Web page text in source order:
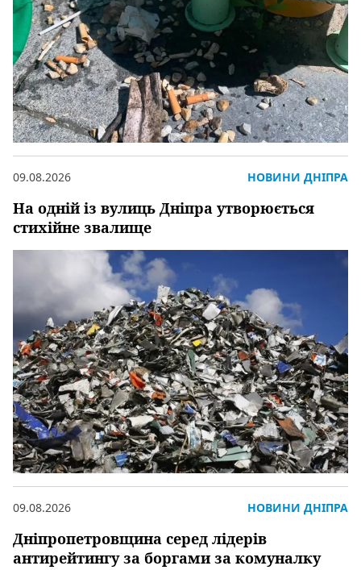
На одній із вулиць Дніпра утворюється
стихійне звалище
09.08.2026 НОВИНИ ДНІПРА
Дніпропетровщина серед лідерів
антирейтингу за боргами за комуналку
09.08.2026 НОВИНИ ДНІПРА